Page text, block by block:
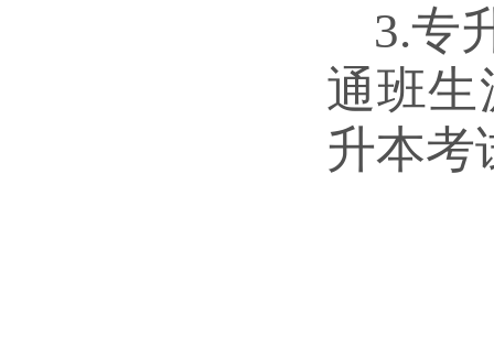
3.专
通班生
升本考